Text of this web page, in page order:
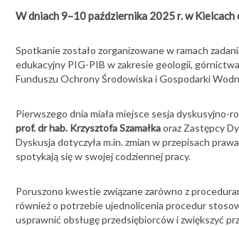
W dniach 9–10 października 2025 r. w
Spotkanie zostało zorganizowane w ramach
edukacyjny PIG-PIB w zakresie geologii,
Funduszu Ochrony Środowiska i Gospodarki
Pierwszego dnia miała miejsce sesja dyskusyjno-
prof. dr hab. Krzysztofa Szamałkaoraz Zastępcy
Dyskusja dotyczyła m.in. zmian w przepisach
spotykają się w swojej codziennej pracy.
Poruszono kwestie związane zarówno z
również o potrzebie ujednolicenia procedur
usprawnić obsługę przedsiębiorców i zwiększyć